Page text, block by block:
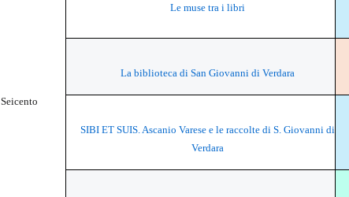
Seicento
Le muse tra i libri
La biblioteca di San Giovanni di Verdara
SIBI ET SUIS. Ascanio Varese e le raccolte di S. Giovanni di
Verdara